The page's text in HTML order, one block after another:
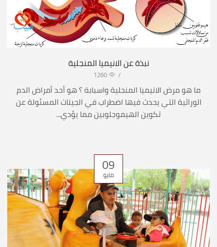
نبذة عن الانيميا المنجلية
/
1260
ما هو مرض الانيميا المنجلية واسبابة ؟ هو أحد أمراض الدم
الوراثية التي يحدث فيها اضطراب في الجينات المسئولة عن
تكوين الهيموجلوبين مما يؤدي...
09
مايو